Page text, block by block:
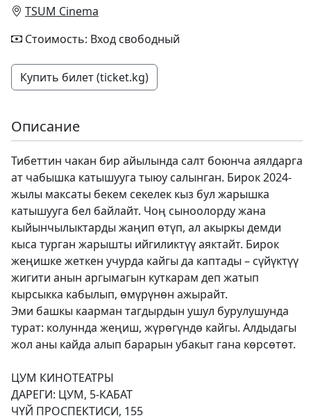
TSUM Cinema
Стоимость: Вход свободный
Купить билет (ticket.kg)
Описание
Тибеттин чакан бир айылында салт боюнча аялдарга
ат чабышка катышууга тыюу салынган. Бирок 2024-
жылы максаты бекем секелек кыз бул жарышка
катышууга бел байлайт. Чоң сыноолорду жана
кыйынчылыктарды жаңип өтүп, ал акыркы демди
кыса турган жарышты ийгиликтүү аяктайт. Бирок
жеңишке жеткен учурда кайгы да каптады – сүйүктүү
жигити анын аргымагын куткарам деп жатып
кырсыкка кабылып, өмүрүнөн ажырайт.
Эми башкы каарман тагдырдын ушул бурулушунда
турат: колуннда жеңиш, жүрөгүндө кайгы. Алдыдагы
жол аны кайда алып барарын убакыт гана көрсөтөт.
ЦУМ КИНОТЕАТРЫ
ДАРЕГИ: ЦУМ, 5-КАБАТ
ЧҮЙ ПРОСПЕКТИСИ, 155